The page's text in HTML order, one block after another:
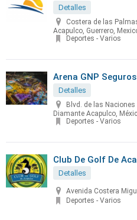
Detalles
Costera de las
Acapulco, Guerrero,
Deportes - Varios
Arena GNP Seguros
Detalles
Blvd. de las
Diamante Acapulco,
Deportes - Varios
Club De Golf De
Detalles
Avenida Costera
Deportes - Varios